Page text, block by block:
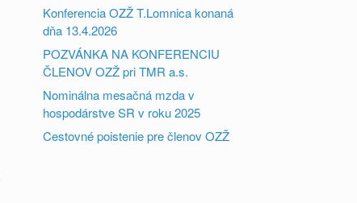
Konferencia OZŽ T.Lomnica konaná
dňa 13.4.2026
POZVÁNKA NA KONFERENCIU
ČLENOV OZŽ pri TMR a.s.
Nominálna mesačná mzda v
hospodárstve SR v roku 2025
Cestovné poistenie pre členov OZŽ